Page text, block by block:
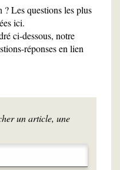
Les questions les plus
ici.
ci-dessous, notre
réponses en lien
un article, une